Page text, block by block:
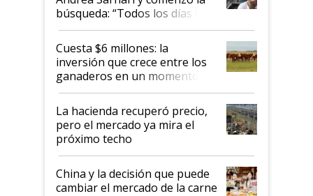
búsqueda: “Todos los días le
toca a algún productor”
Cuesta $6 millones: la
inversión que crece entre los
ganaderos en un momento
histórico para la actividad
La hacienda recuperó precio,
pero el mercado ya mira el
próximo techo
China y la decisión que puede
cambiar el mercado de la carne